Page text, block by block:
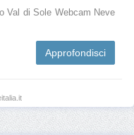
Val di Sole Webcam Neve
Approfondisci